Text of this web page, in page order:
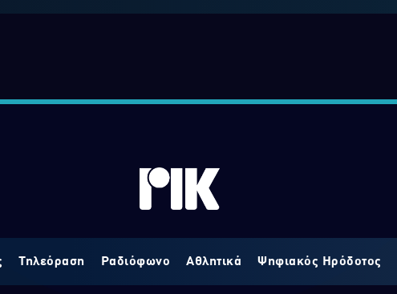
Τηλεόραση Ραδιόφωνο Αθλητικά Ψηφιακός Ηρόδοτος